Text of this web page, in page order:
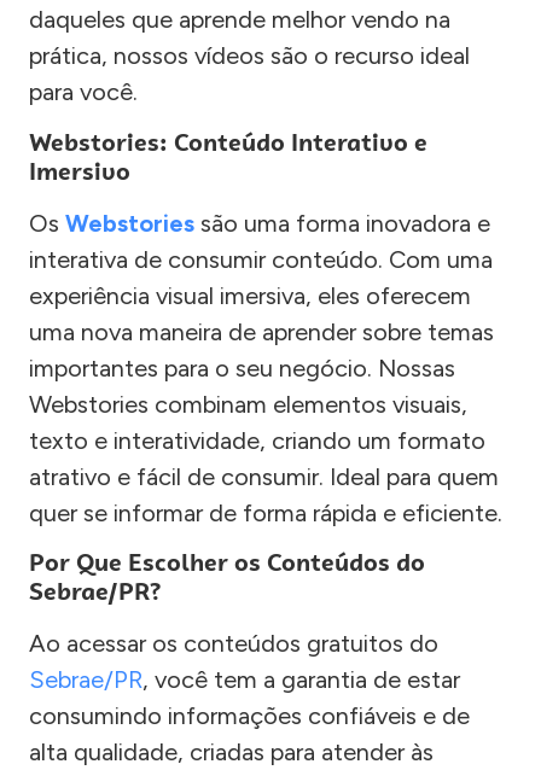
daqueles que aprende melhor vendo na
prática, nossos vídeos são o recurso ideal
para você.
Webstories: Conteúdo Interativo e
Imersivo
Os Webstories são uma forma inovadora e
interativa de consumir conteúdo. Com uma
experiência visual imersiva, eles oferecem
uma nova maneira de aprender sobre temas
importantes para o seu negócio. Nossas
Webstories combinam elementos visuais,
texto e interatividade, criando um formato
atrativo e fácil de consumir. Ideal para quem
quer se informar de forma rápida e eficiente.
Por Que Escolher os Conteúdos do
Sebrae/PR?
Ao acessar os conteúdos gratuitos do
Sebrae/PR, você tem a garantia de estar
consumindo informações confiáveis e de
alta qualidade, criadas para atender às